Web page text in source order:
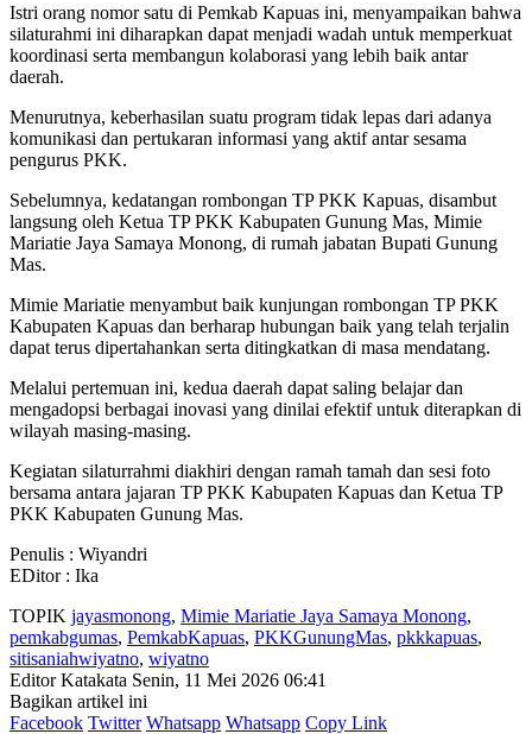
Istri orang nomor satu di Pemkab Kapuas ini, menyampaikan bahwa
silaturahmi ini diharapkan dapat menjadi wadah untuk memperkuat
koordinasi serta membangun kolaborasi yang lebih baik antar
daerah.
Menurutnya, keberhasilan suatu program tidak lepas dari adanya
komunikasi dan pertukaran informasi yang aktif antar sesama
pengurus PKK.
Sebelumnya, kedatangan rombongan TP PKK Kapuas, disambut
langsung oleh Ketua TP PKK Kabupaten Gunung Mas, Mimie
Mariatie Jaya Samaya Monong, di rumah jabatan Bupati Gunung
Mas.
Mimie Mariatie menyambut baik kunjungan rombongan TP PKK
Kabupaten Kapuas dan berharap hubungan baik yang telah terjalin
dapat terus dipertahankan serta ditingkatkan di masa mendatang.
Melalui pertemuan ini, kedua daerah dapat saling belajar dan
mengadopsi berbagai inovasi yang dinilai efektif untuk diterapkan di
wilayah masing-masing.
Kegiatan silaturrahmi diakhiri dengan ramah tamah dan sesi foto
bersama antara jajaran TP PKK Kabupaten Kapuas dan Ketua TP
PKK Kabupaten Gunung Mas.
Penulis : Wiyandri
EDitor : Ika
TOPIK jayasmonong, Mimie Mariatie Jaya Samaya Monong,
pemkabgumas, PemkabKapuas, PKKGunungMas, pkkkapuas,
sitisaniahwiyatno, wiyatno
Editor Katakata Senin, 11 Mei 2026 06:41
Bagikan artikel ini
Facebook Twitter Whatsapp Whatsapp Copy Link